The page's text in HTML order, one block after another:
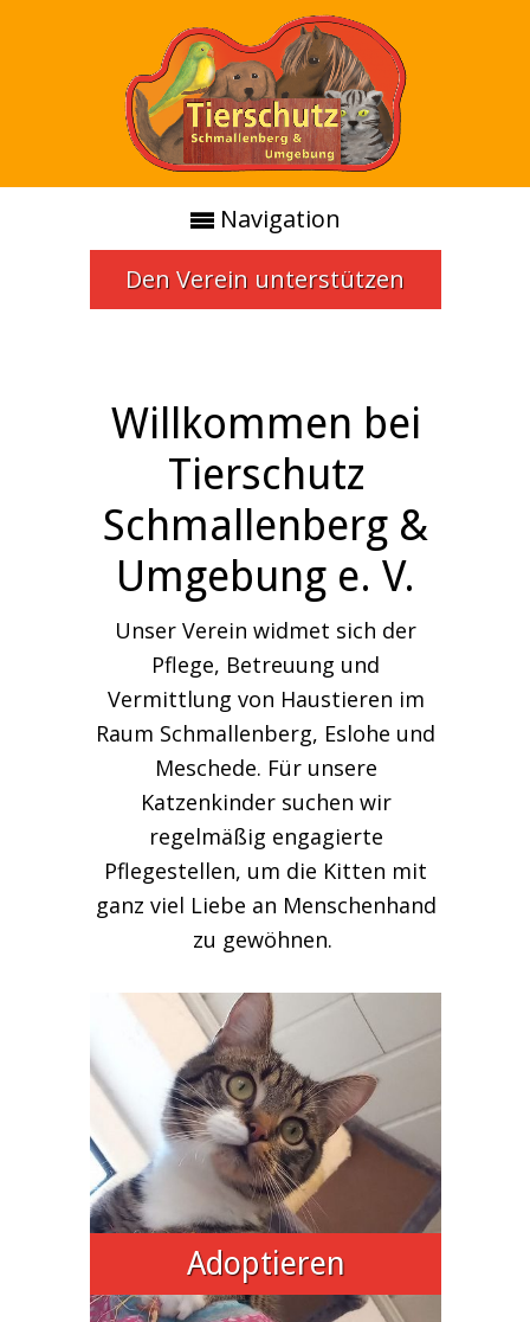
Navigation
Den Verein unterstützen
Willkommen bei
Tierschutz
Schmallenberg &
Umgebung e. V.
Unser Verein widmet sich der
Pflege, Betreuung und
Vermittlung von Haustieren im
Raum Schmallenberg, Eslohe und
Meschede. Für unsere
Katzenkinder suchen wir
regelmäßig engagierte
Pflegestellen, um die Kitten mit
ganz viel Liebe an Menschenhand
zu gewöhnen.
Adoptieren